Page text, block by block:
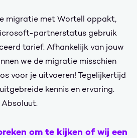
migratie met Wortell oppakt,
partnerstatus gebruik
tarief. Afhankelijk van jouw
we de migratie misschien
voor je uitvoeren! Tegelijkertijd
kennis en ervaring.
om te kijken of wij een